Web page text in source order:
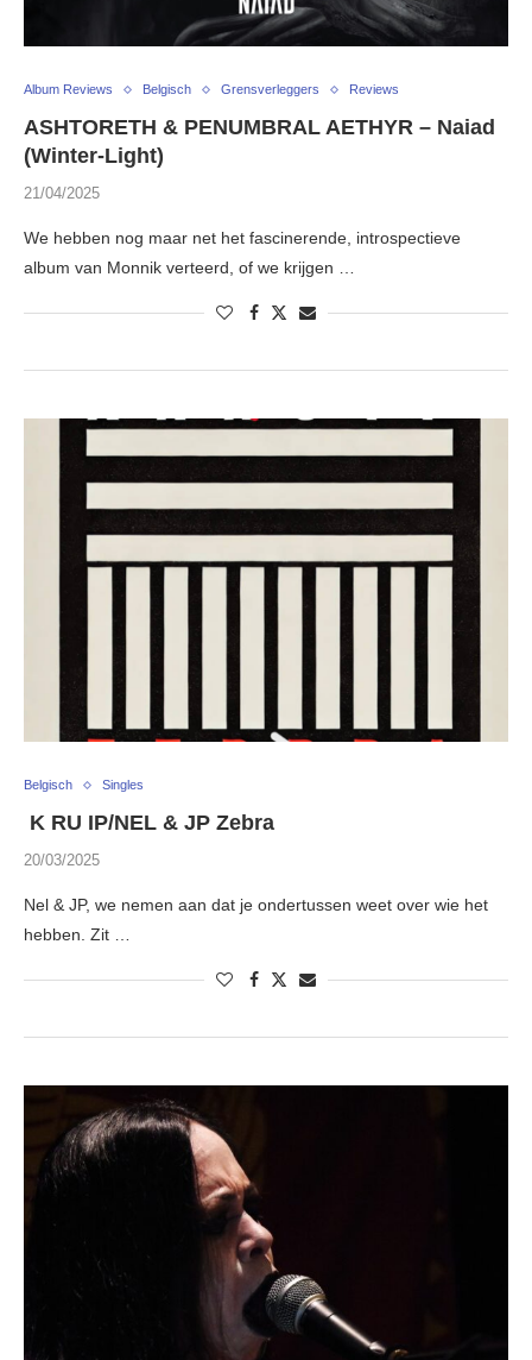
Album Reviews Belgisch Grensverleggers Reviews
ASHTORETH & PENUMBRAL AETHYR – Naiad
(Winter-Light)
21/04/2025
We hebben nog maar net het fascinerende, introspectieve
album van Monnik verteerd, of we krijgen …
Belgisch Singles
K RU IP/NEL & JP Zebra
20/03/2025
Nel & JP, we nemen aan dat je ondertussen weet over wie het
hebben. Zit …